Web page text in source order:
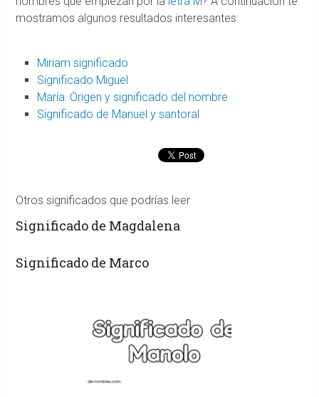
mostramos algunos resultados interesantes:
Miriam significado
Significado Miguel
María: Origen y significado del nombre
Significado de Manuel y santoral
Otros significados que podrías leer
Significado de Magdalena
Significado de Marco